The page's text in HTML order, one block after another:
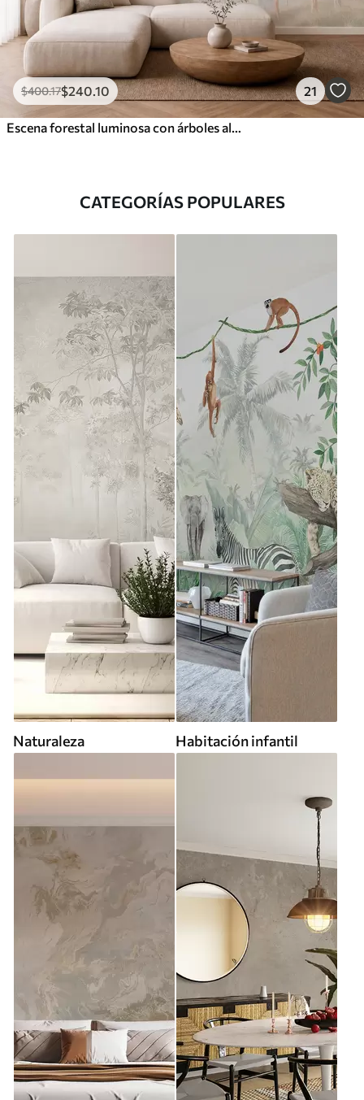
$400.17$240.10 21
Escena forestal luminosa con árboles altos
CATEGORÍAS POPULARES
Naturaleza Habitación infantil